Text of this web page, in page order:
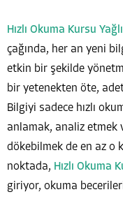
Hızlı Okuma Kursu
çağında, her an yeni
etkin bir şekilde
bir yetenekten öte,
Bilgiyi sadece hızlı
anlamak, analiz etmek
dökebilmek de en az o
noktada, Hızlı Okuma
giriyor, okuma